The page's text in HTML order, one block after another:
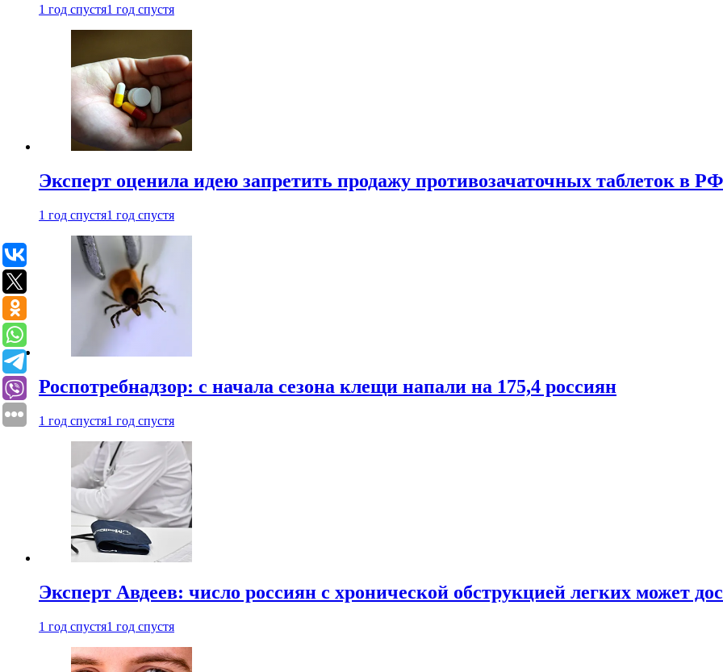
1 год спустя1 год спустя
Эксперт оценила идею запретить продажу противозачаточных таблеток в РФ
1 год спустя1 год спустя
Роспотребнадзор: с начала сезона клещи напали на 175,4 россиян
1 год спустя1 год спустя
Эксперт Авдеев: число россиян с хронической обструкцией легких может
1 год спустя1 год спустя